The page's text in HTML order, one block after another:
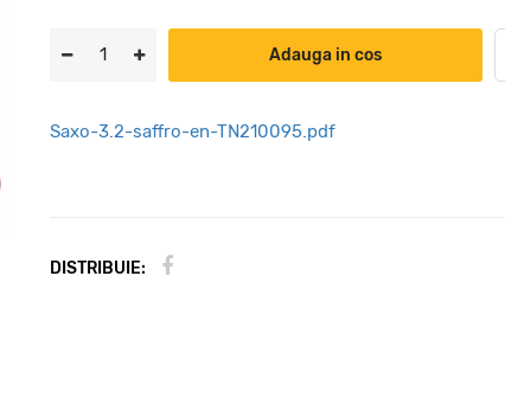
Adauga in cos
Saxo-3.2-saffro-en-TN210095.pdf
DISTRIBUIE: